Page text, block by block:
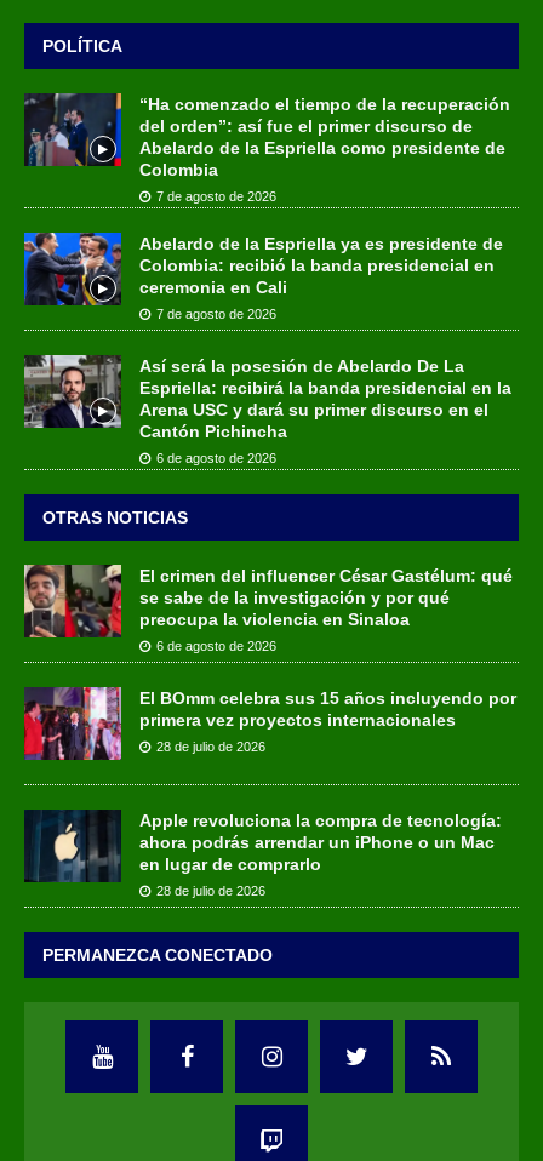
POLÍTICA
“Ha comenzado el tiempo de la recuperación
del orden”: así fue el primer discurso de
Abelardo de la Espriella como presidente de
Colombia
7 de agosto de 2026
Abelardo de la Espriella ya es presidente de
Colombia: recibió la banda presidencial en
ceremonia en Cali
7 de agosto de 2026
Así será la posesión de Abelardo De La
Espriella: recibirá la banda presidencial en la
Arena USC y dará su primer discurso en el
Cantón Pichincha
6 de agosto de 2026
OTRAS NOTICIAS
El crimen del influencer César Gastélum: qué
se sabe de la investigación y por qué
preocupa la violencia en Sinaloa
6 de agosto de 2026
El BOmm celebra sus 15 años incluyendo por
primera vez proyectos internacionales
28 de julio de 2026
Apple revoluciona la compra de tecnología:
ahora podrás arrendar un iPhone o un Mac
en lugar de comprarlo
28 de julio de 2026
PERMANEZCA CONECTADO